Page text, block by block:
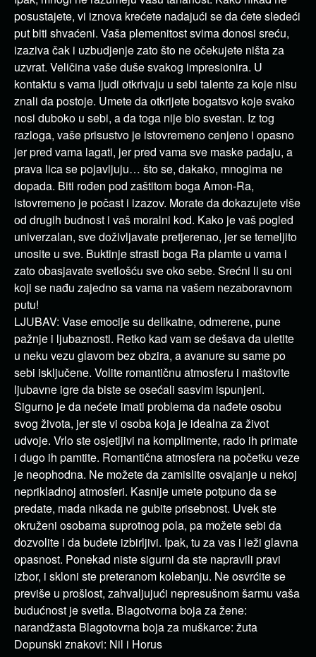
posustajete, vi iznova krećete nadajući se da ćete sledeći
put biti shvaćeni. Vaša plemenitost svima donosi sreću,
izaziva čak i uzbudjenje zato što ne očekujete ništa za
uzvrat. Veličina vaše duše svakog impresionira. U
kontaktu s vama ljudi otkrivaju u sebi talente za koje nisu
znali da postoje. Umete da otkrijete bogatsvo koje svako
nosi duboko u sebi, a da toga nije bio svestan. Iz tog
razloga, vaše prisustvo je istovremeno cenjeno i opasno
jer pred vama lagati, jer pred vama sve maske padaju, a
prava lica se pojavljuju… što se, dakako, mnogima ne
dopada. Biti rođen pod zaštitom boga Amon-Ra,
istovremeno je počast i izazov. Morate da dokazujete više
od drugih budnost i vaš moralni kod. Kako je vaš pogled
univerzalan, sve doživljavate pretjerenao, jer se temeljito
unosite u sve. Buktinje strasti boga Ra plamte u vama i
zato obasjavate svetlošću sve oko sebe. Srećni li su oni
koji se nađu zajedno sa vama na vašem nezaboravnom
putu!
LJUBAV: Vase emocije su delikatne, odmerene, pune
pažnje i ljubaznosti. Retko kad vam se dešava da uletite
u neku vezu glavom bez obzira, a avanure su same po
sebi isključene. Volite romantičnu atmosferu i maštovite
ljubavne igre da biste se osećali sasvim ispunjeni.
Sigurno je da nećete imati problema da nađete osobu
svog života, jer ste vi osoba koja je idealna za život
udvoje. Vrlo ste osjetljivi na komplimente, rado ih primate
i dugo ih pamtite. Romantična atmosfera na početku veze
je neophodna. Ne možete da zamislite osvajanje u nekoj
neprikladnoj atmosferi. Kasnije umete potpuno da se
predate, mada nikada ne gubite prisebnost. Uvek ste
okruženi osobama suprotnog pola, pa možete sebi da
dozvolite i da budete izbirljivi. Ipak, tu za vas i leži glavna
opasnost. Ponekad niste sigurni da ste napravili pravi
izbor, i skloni ste preteranom kolebanju. Ne osvrćite se
previše u prošlost, zahvaljujući nepresušnom šarmu vaša
budućnost je svetla. Blagotvorna boja za žene:
narandžasta Blagotovrna boja za muškarce: žuta
Dopunski znakovi: Nil i Horus